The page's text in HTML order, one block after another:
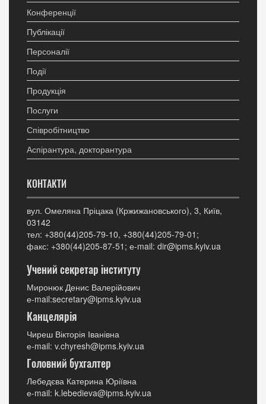
Конференції
Публікації
Персоналії
Події
Продукція
Послуги
Співробітництво
Аспірантура, докторантура
КОНТАКТИ
вул. Омеляна Пріцака (Кржижановського), 3, Київ,
03142
тел: +380(44)205-79-10, +380(44)205-79-01;
факс: +380(44)205-87-51; е-mail: dir@ipms.kyiv.ua
Учений секретар інституту
Миронюк Денис Валерійович
е-mail:secretary@ipms.kyiv.ua
Канцелярія
Чиреш Вікторія Іванівна
е-mail: v.chyresh@ipms.kyiv.ua
Головний бухгалтер
Лебедєва Катерина Юріївна
е-mail: k.lebedieva@ipms.kyiv.ua